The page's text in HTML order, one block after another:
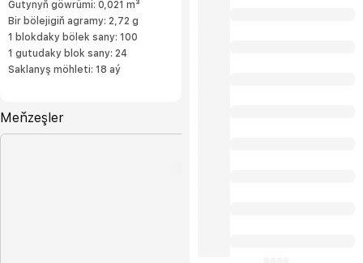
Gutynyň göwrümi: 0,021 m³
Bir bölejigiň agramy: 2,72 g
1 blokdaky bölek sany: 100
1 gutudaky blok sany: 24
Saklanyş möhleti: 18 aý
Meňzeşler